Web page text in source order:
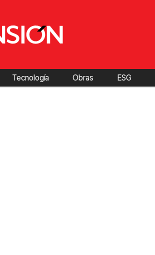
Tecnología Obras ESG